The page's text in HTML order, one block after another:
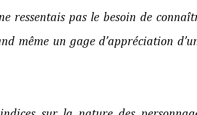
ressentais pas le besoin de
même un gage d’appréciation